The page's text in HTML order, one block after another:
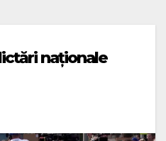
naționale